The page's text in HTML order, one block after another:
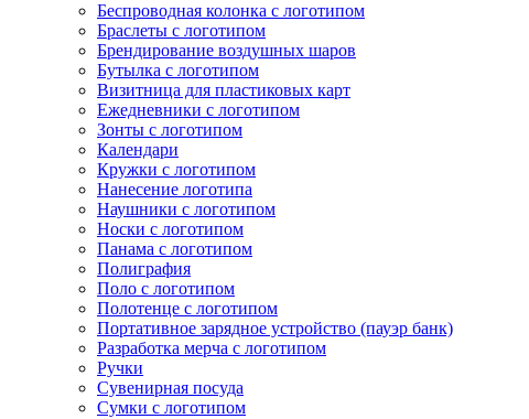
Беспроводная колонка с логотипом
Браслеты с логотипом
Брендирование воздушных шаров
Бутылка с логотипом
Визитница для пластиковых карт
Ежедневники с логотипом
Зонты с логотипом
Календари
Кружки с логотипом
Нанесение логотипа
Наушники с логотипом
Носки с логотипом
Панама с логотипом
Полиграфия
Поло с логотипом
Полотенце с логотипом
Портативное зарядное устройство (пауэр банк)
Разработка мерча с логотипом
Ручки
Сувенирная посуда
Сумки с логотипом